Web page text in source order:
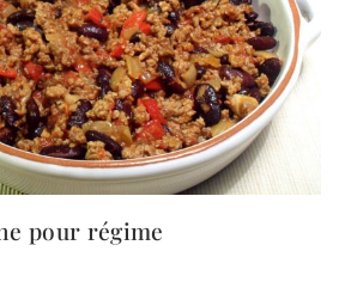
pour régime